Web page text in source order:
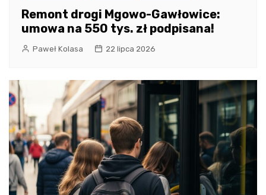
Remont drogi Mgowo-Gawłowice:
umowa na 550 tys. zł podpisana!
Paweł Kolasa 22 lipca 2026